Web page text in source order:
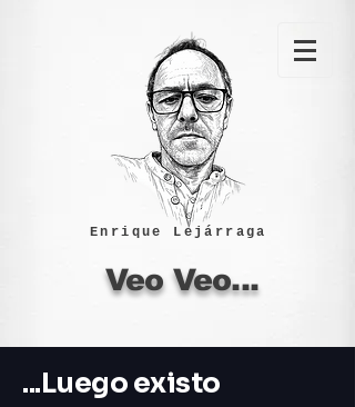
Enrique Lejárraga
Veo Veo...
...Luego existo